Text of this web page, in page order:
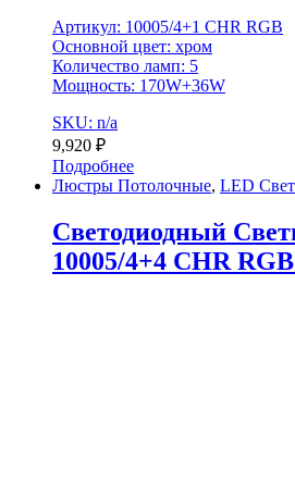
Артикул: 10005/4+1 CHR RGB
Основной цвет: хром
Количество ламп: 5
Мощность: 170W+36W
SKU: n/a
9,920 ₽
Подробнее
Люстры Потолочные, LED
Светодиодный
10005/4+4 CHR